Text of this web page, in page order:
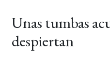
Unas tumbas
despiertan